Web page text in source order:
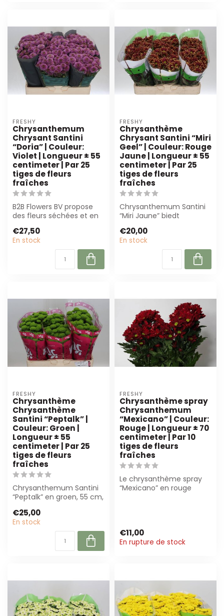
FRESHY
Chrysanthemum
Chrysant Santini
“Doria” | Couleur:
Violet | Longueur ± 55
centimeter | Par 25
tiges de fleurs
fraîches
B2B Flowers BV propose
des fleurs séchées et en
parfaites...
€27,50
En stock
FRESHY
Chrysanthème
Chrysant Santini “Miri
Geel” | Couleur: Rouge
Jaune | Longueur ± 55
centimeter | Par 25
tiges de fleurs
fraîches
Chrysanthemum Santini
“Miri Jaune” biedt
bloemtrossen op st...
€20,00
En stock
FRESHY
Chrysanthème
Chrysanthème
Santini “Peptalk” |
Couleur: Groen |
Longueur ± 55
centimeter | Par 25
tiges de fleurs
fraîches
Chrysanthemum Santini
“Peptalk” en groen, 55 cm,
les ...
€25,00
En stock
FRESHY
Chrysanthème spray
Chrysanthemum
“Mexicano” | Couleur:
Rouge | Longueur ± 70
centimeter | Par 10
tiges de fleurs
fraîches
Le chrysanthème spray
“Mexicano” en rouge
€11,00
En rupture de stock